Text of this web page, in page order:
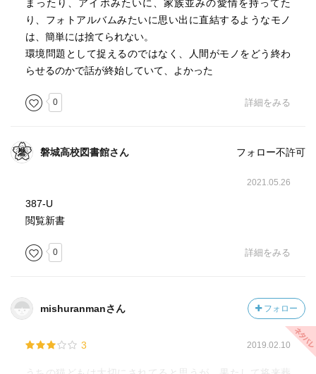
まったり、アイボみたいに、家族並みの愛情を持ってた
り、フォトアルバムみたいに思い出に直結するようなモノ
は、簡単には捨てられない。
環境問題として捉えるのではなく、人間がモノをどう終わ
らせるのかで話が終始していて、よかった
0 詳細をみる
磐城高校図書館さん フォロー不許可
2021.05.26
387-U
閲覧新書
0 詳細をみる
mishuranmanさん フォロー
3 2019.02.10